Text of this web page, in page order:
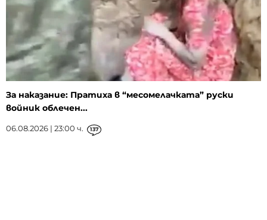
За наказание: Пратиха в “месомелачката” руски
войник облечен...
06.08.2026 | 23:00 ч. 137